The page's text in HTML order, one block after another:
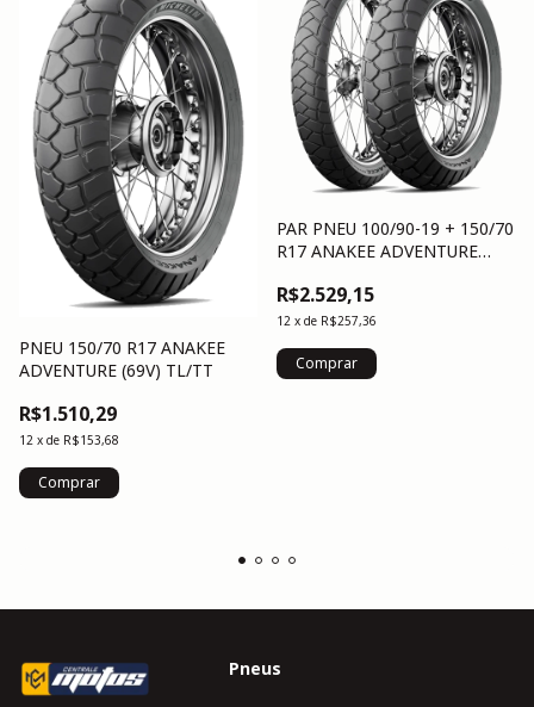
PNEU 150/70 R17 ANAKEE
ADVENTURE (69V) TL/TT
R$1.510,29
12 x de R$153,68
PAR PNEU 100/90-19 + 150/70
R17 ANAKEE ADVENTURE
R$2.529,15
12 x de R$257,36
Pneus